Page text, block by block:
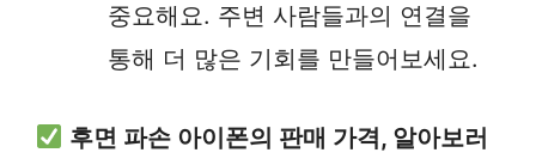
중요해요. 주변 사람들과의 연결을
통해 더 많은 기회를 만들어보세요.
후면 파손 아이폰의 판매 가격, 알아보러